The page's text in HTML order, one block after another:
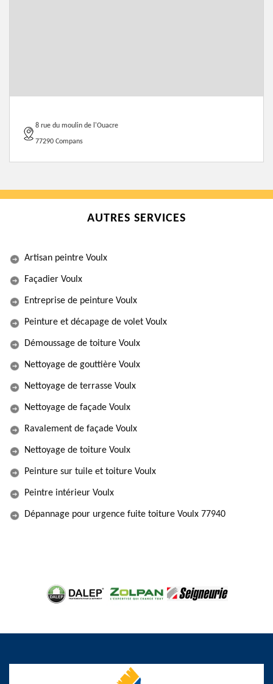
8 rue du moulin de l'Ouacre
77290 Compans
AUTRES SERVICES
Artisan peintre Voulx
Façadier Voulx
Entreprise de peinture Voulx
Peinture et décapage de volet Voulx
Démoussage de toiture Voulx
Nettoyage de gouttière Voulx
Nettoyage de terrasse Voulx
Nettoyage de façade Voulx
Ravalement de façade Voulx
Nettoyage de toiture Voulx
Peinture sur tuile et toiture Voulx
Peintre intérieur Voulx
Dépannage pour urgence fuite toiture Voulx 77940